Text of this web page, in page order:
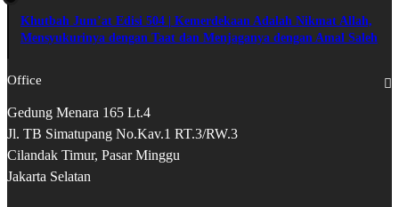
Khutbah Jum’at Edisi 504 | Kemerdekaan Adalah Nikmat Allah,
Mensyukurinya dengan Taat dan Menjaganya dengan Amal Saleh
Office
Gedung Menara 165 Lt.4
Jl. TB Simatupang No.Kav.1 RT.3/RW.3
Cilandak Timur, Pasar Minggu
Jakarta Selatan